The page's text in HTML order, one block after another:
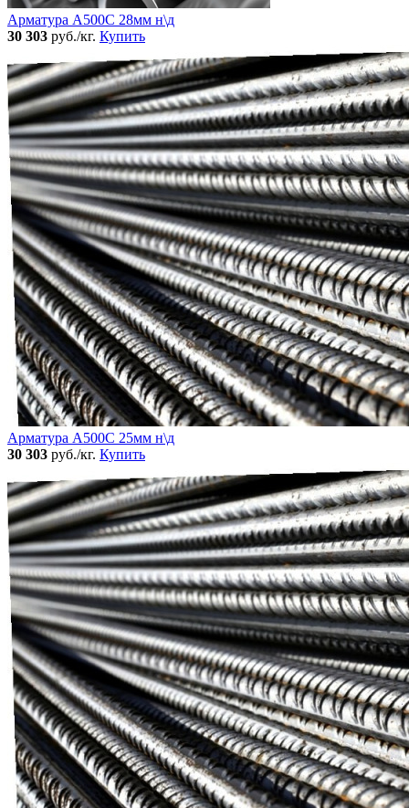
Арматура А500С 28мм н\д
30 303 руб./кг. Купить
Арматура А500С 25мм н\д
30 303 руб./кг. Купить